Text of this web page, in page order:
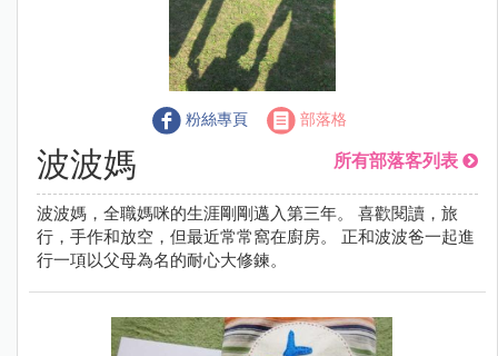
粉絲專頁 部落格
波波媽 所有部落客列表
波波媽，全職媽咪的生涯剛剛邁入第三年。 喜歡閱讀，旅
行，手作和放空，但最近常常窩在廚房。 正和波波爸一起進
行一項以父母為名的耐心大修鍊。